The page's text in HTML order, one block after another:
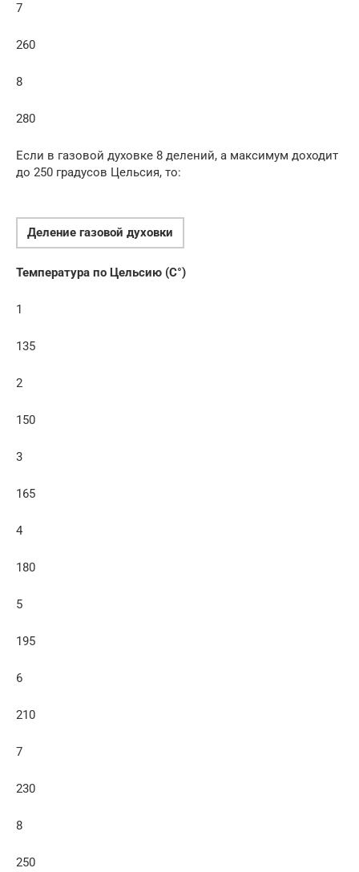
7
260
8
280
Если в газовой духовке 8 делений, а максимум доходит
до 250 градусов Цельсия, то:
Деление газовой духовки
Температура по Цельсию (C°)
1
135
2
150
3
165
4
180
5
195
6
210
7
230
8
250